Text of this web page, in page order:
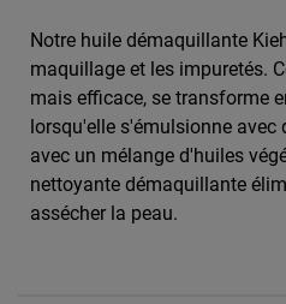
Notre huile démaquillante
maquillage et les impuretés.
mais efficace, se transforme
lorsqu'elle s'émulsionne avec
avec un mélange d'huiles
nettoyante démaquillante
assécher la peau.